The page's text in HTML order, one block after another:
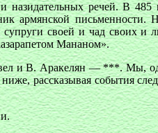
речей. В 485
армянской
своей и чад своих
Мананом».
и В. Аракелян — ***. Мы,
рассказывая события